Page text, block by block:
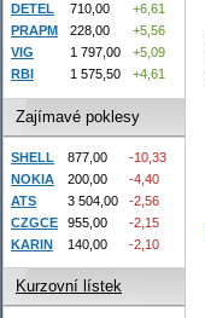
DETEL
710,00
+6,61
PRAPM
228,00
+5,56
VIG
1 797,00
+5,09
RBI
1 575,50 +4,61
Zajímavé poklesy
SHELL 877,00
-10,33
NOKIA
200,00
-4,40
ATS
3 504,00
-2,56
CZGCE
955,00
-2,15
KARIN
140,00 -2,10
Kurzovní lístek